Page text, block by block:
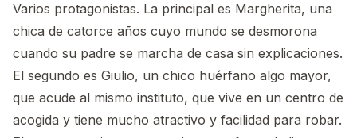
Varios protagonistas. La principal es Margherita, una
chica de catorce años cuyo mundo se desmorona
cuando su padre se marcha de casa sin explicaciones.
El segundo es Giulio, un chico huérfano algo mayor,
que acude al mismo instituto, que vive en un centro de
acogida y tiene mucho atractivo y facilidad para robar.